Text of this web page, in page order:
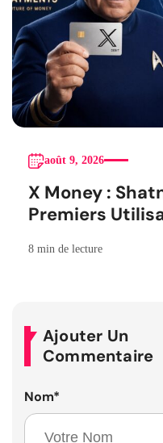
août 9, 2026
X Money :
Premiers
8 min de lecture
Ajouter Un
Commentaire
Nom*